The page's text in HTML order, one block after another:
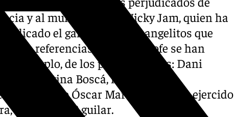
y al mundo entero. Nicky Jam, quien ha
el galardón a «los angelitos que
Las referencias a la catástrofe se han
ejemplo, de los presentadores: Dani
Cristina Boscá, maestros de
valenciano Óscar Martínez, que ha ejercido
como Tony Aguilar.